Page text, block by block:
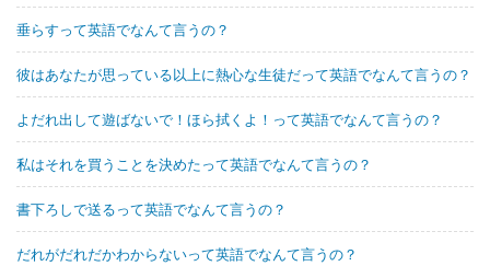
垂らすって英語でなんて言うの？
彼はあなたが思っている以上に熱心な生徒だって英語でなんて言うの？
よだれ出して遊ばないで！ほら拭くよ！って英語でなんて言うの？
私はそれを買うことを決めたって英語でなんて言うの？
書下ろしで送るって英語でなんて言うの？
だれがだれだかわからないって英語でなんて言うの？